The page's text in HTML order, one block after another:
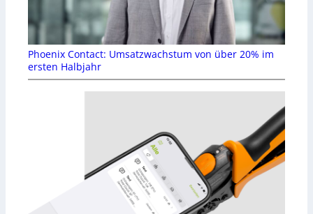
Phoenix Contact: Umsatzwachstum von über 20% im
ersten Halbjahr